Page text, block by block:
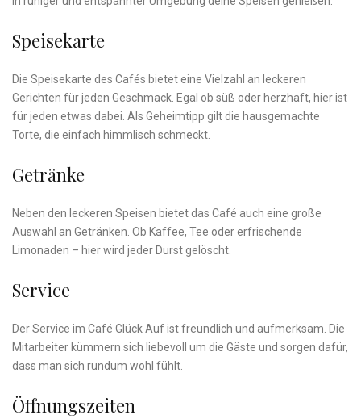
Speisekarte
Die Speisekarte des ‌Cafés bietet eine Vielzahl an leckeren
Gerichten für ⁣jeden ⁣Geschmack. Egal ob süß oder herzhaft, hier ist
für jeden etwas dabei. Als Geheimtipp gilt die‍ hausgemachte
Torte, die einfach himmlisch‍ schmeckt.
Getränke
Neben den leckeren Speisen bietet das Café auch eine große
Auswahl an Getränken. Ob Kaffee,⁤ Tee oder erfrischende
Limonaden – hier wird jeder ‍Durst gelöscht.
Service
Der Service im​ Café Glück Auf ist freundlich und aufmerksam. Die
Mitarbeiter kümmern sich liebevoll um die Gäste und⁢ sorgen dafür,
dass man sich rundum wohl fühlt.
Öffnungszeiten